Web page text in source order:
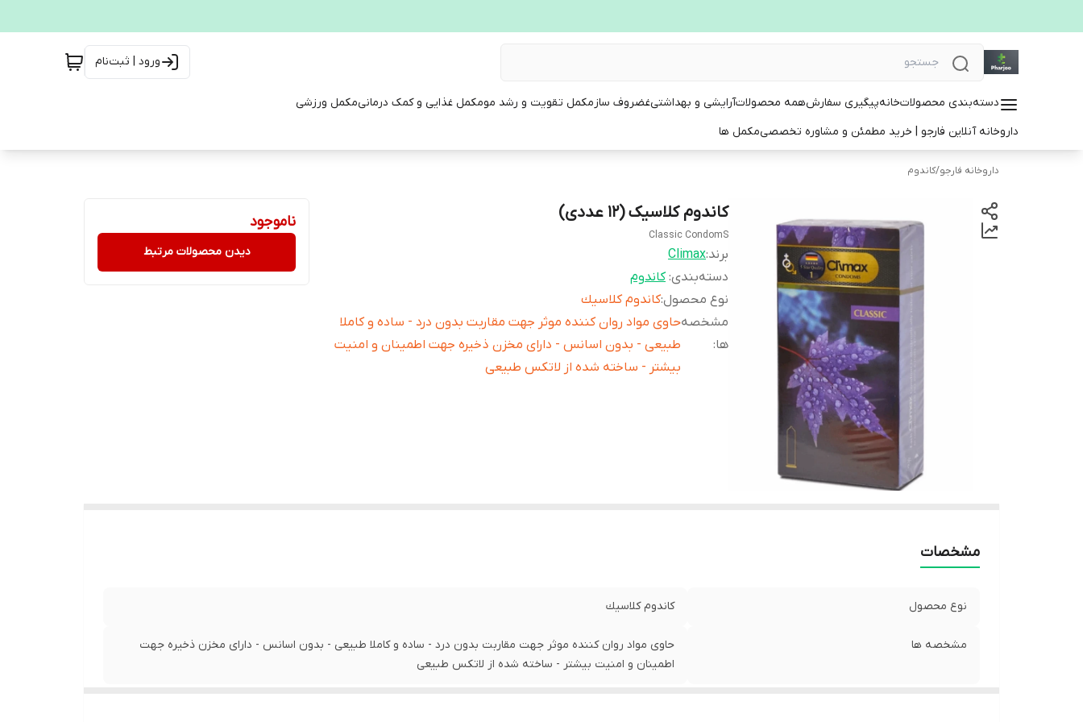
ورود | ثبت‌نام
دسته‌بندی محصولاتخانهپیگیری سفارشهمه محصولاتآرایشی و بهداشتیغضروف سازمکمل تقویت و رشد مومکمل غذایی و کمک درمانیمکمل ورزشی
داروخانه آنلاین فارجو | خرید مطمئن و مشاوره تخصصیمکمل ها
داروخانه فارجو/كاندوم
کاندوم کلاسیک (12 عددی)
Classic CondomS
برند:Climax
دسته‌بندی:كاندوم
نوع محصول:كاندوم كلاسيك
مشخصه
ها:
حاوی مواد روان کننده موثر جهت مقاربت بدون درد - ساده و کاملا
طبیعی - بدون اسانس - دارای مخزن ذخیره جهت اطمینان و امنیت
بیشتر - ساخته شده از لاتکس طبیعی
ناموجود
دیدن محصولات مرتبط
مشخصات
نوع محصول كاندوم كلاسيك
مشخصه ها
حاوی مواد روان کننده موثر جهت مقاربت بدون درد - ساده و کاملا طبیعی - بدون اسانس - دارای مخزن ذخیره جهت
اطمینان و امنیت بیشتر - ساخته شده از لاتکس طبیعی